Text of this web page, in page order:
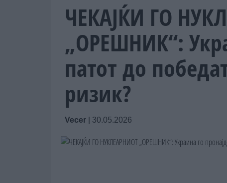
ЧЕКАЈЌИ ГО
„ОРЕШНИК“:
патот до
ризик?
Vecer 30.05.2026